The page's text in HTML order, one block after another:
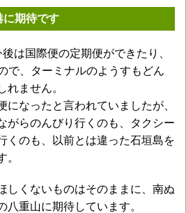
に期待です
は国際便の定期便ができたり、
で、ターミナルのようすもどん
れません。
になったと言われていましたが、
がらのんびり行くのも、タクシー
くのも、以前とは違った石垣島を
。
しくないものはそのままに、南ぬ
八重山に期待しています。